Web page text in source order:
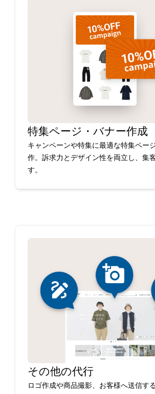
特集ページ・バナー作成
キャンペーンや特集に最適な特集ペー
作。訴求力とデザイン性を両立し、集
す。
その他の代行
ロゴ作成や商品撮影、お客様へ送信す